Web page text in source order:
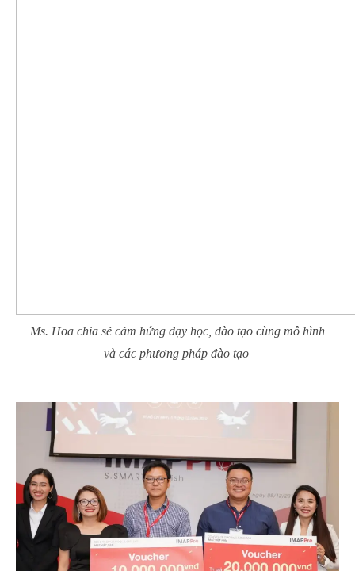
Ms. Hoa chia sẻ cảm hứng dạy học, đào tạo cùng mô hình
và các phương pháp đào tạo